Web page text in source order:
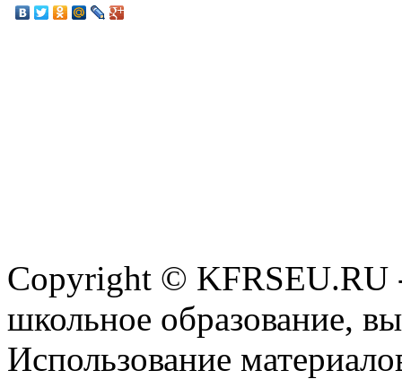
Copyright © KFRSEU.RU
школьное образование,
Использование